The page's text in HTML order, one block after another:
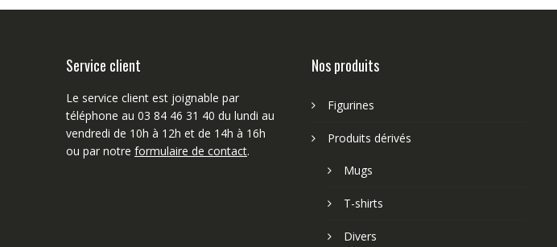
Service client
Le service client est joignable par
téléphone au 03 84 46 31 40 du lundi au
vendredi de 10h à 12h et de 14h à 16h
ou par notre formulaire de contact.
Nos produits
Figurines
Produits dérivés
Mugs
T-shirts
Divers